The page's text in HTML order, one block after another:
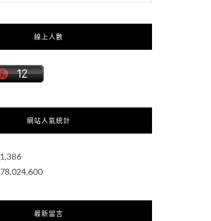
線上人數
網站人氣統計
1,386
78,024,600
最新留言